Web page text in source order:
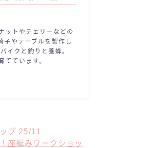
ットやチェリーなどの
子やテーブルを製作し
イクと釣りと養蜂。
てています。
プ 25/11
座編みワークショッ